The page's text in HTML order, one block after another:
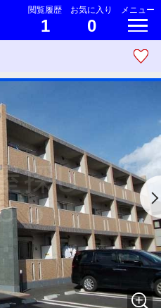
閲覧履歴
1
お気に入り
0
メニュー